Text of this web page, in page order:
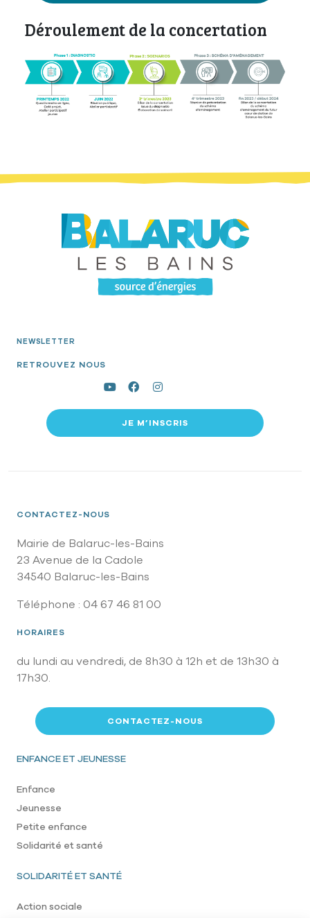
Déroulement de la concertation
NEWSLETTER
JE M’INSCRIS
RETROUVEZ NOUS
CONTACTEZ-NOUS
Mairie de Balaruc-les-Bains
23 Avenue de la Cadole
34540 Balaruc-les-Bains
Téléphone : 04 67 46 81 00
HORAIRES
du lundi au vendredi, de 8h30 à 12h et de 13h30 à
17h30.
CONTACTEZ-NOUS
Pied de page
ENFANCE ET JEUNESSE
Enfance
Jeunesse
Petite enfance
Solidarité et santé
SOLIDARITÉ ET SANTÉ
Action sociale